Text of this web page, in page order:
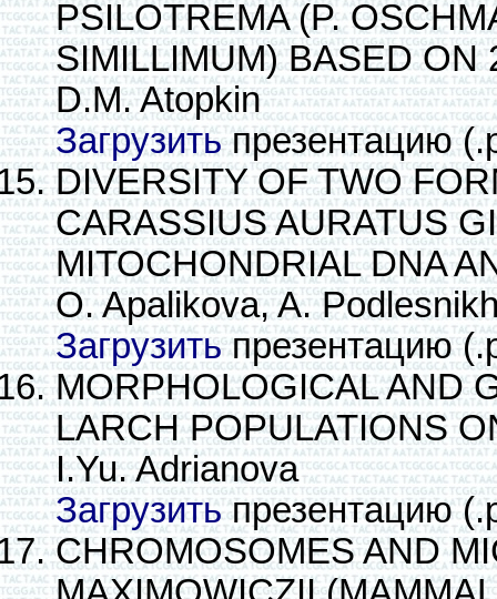
PSILOTREMA (P.
SIMILLIMUM) BASED ON
D.M. Atopkin
Загрузитьпрезентацию
DIVERSITY OF TWO
CARASSIUS AURATUS
MITOCHONDRIAL DNA
O. Apalikova, A.
Загрузитьпрезентацию
MORPHOLOGICAL AND
LARCH POPULATIONS
I.Yu. Adrianova
Загрузитьпрезентацию
CHROMOSOMES AND